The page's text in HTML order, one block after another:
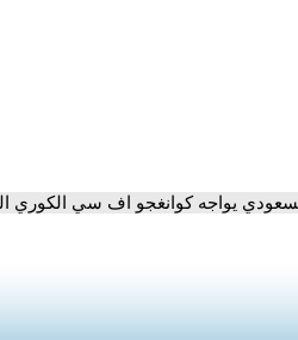
يواجه كوانغجو اف سي الكوري